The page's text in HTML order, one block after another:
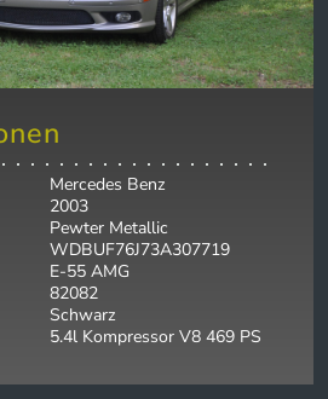
Mercedes Benz
2003
Pewter Metallic
WDBUF76J73A307719
E-55 AMG
82082
Schwarz
5.4l Kompressor V8 469 PS